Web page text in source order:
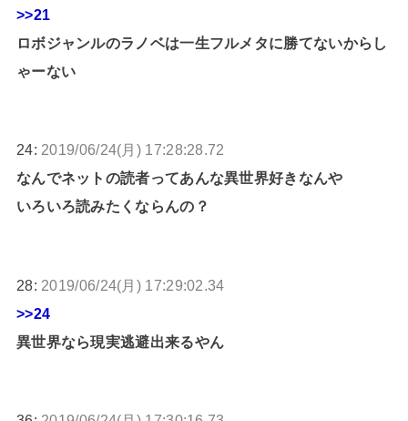
>>21
ロボジャンルのラノベは一生フルメタに勝てないからし
ゃーない
24: 2019/06/24(月) 17:28:28.72
なんでネットの読者ってあんな異世界好きなんや
いろいろ読みたくならんの？
28: 2019/06/24(月) 17:29:02.34
>>24
異世界なら現実逃避出来るやん